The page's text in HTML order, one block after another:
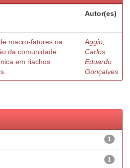
Autor(es)
macro-fatores na
da comunidade
em riachos
Aggio,
Carlos
Eduardo
Gonçalves
1
1